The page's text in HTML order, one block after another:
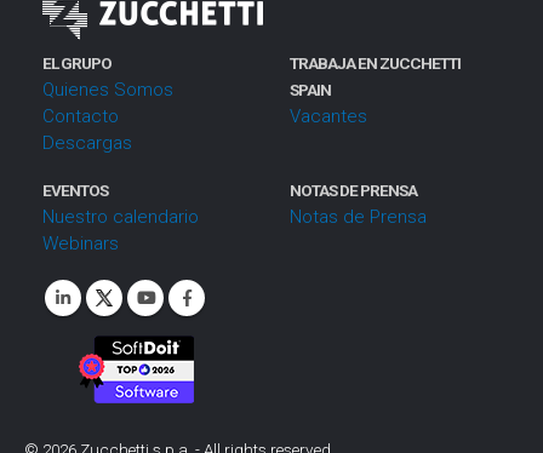
EL GRUPO
Quienes Somos
Contacto
Descargas
TRABAJA EN ZUCCHETTI
SPAIN
Vacantes
EVENTOS
Nuestro calendario
Webinars
NOTAS DE PRENSA
Notas de Prensa